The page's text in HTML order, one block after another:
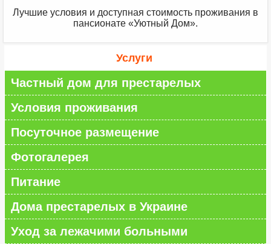
Лучшие условия и доступная стоимость проживания в
пансионате «Уютный Дом».
Услуги
Частный дом для престарелых
Условия проживания
Посуточное размещение
Фотогалерея
Питание
Дома престарелых в Украине
Уход за лежачими больными